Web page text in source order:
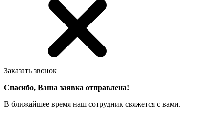
Заказать звонок
Спасибо, Ваша заявка отправлена!
В ближайшее время наш сотрудник свяжется с вами.